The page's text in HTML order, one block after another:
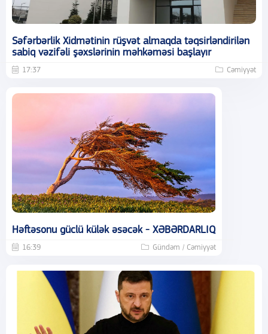
Səfərbərlik Xidmətinin rüşvət almaqda təqsirləndirilən
sabiq vəzifəli şəxslərinin məhkəməsi başlayır
17:37 Cəmiyyət
Həftəsonu güclü külək əsəcək - XƏBƏRDARLIQ
16:39 Gündəm / Cəmiyyət